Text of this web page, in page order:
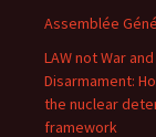
Assemblée
LAW not War
Disarmament:
the nuclear
framework